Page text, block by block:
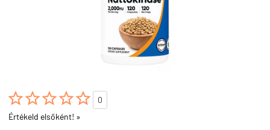

0
Értékeld elsőként! »